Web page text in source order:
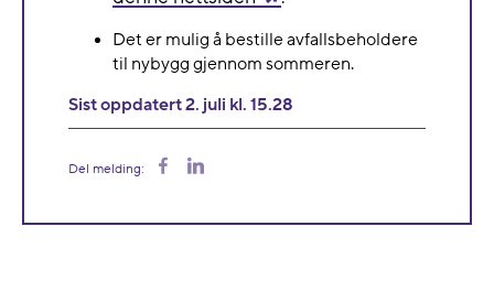
Det er mulig å bestille avfallsbeholdere
til nybygg gjennom sommeren.
Sist oppdatert 2. juli kl. 15.28
Del melding:
Del
Facebook
Del
LinkedIn